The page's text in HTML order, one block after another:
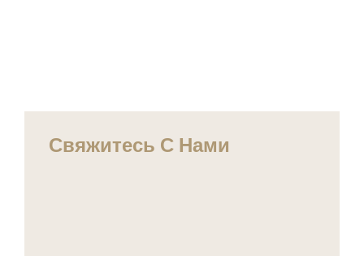
Свяжитесь С Нами